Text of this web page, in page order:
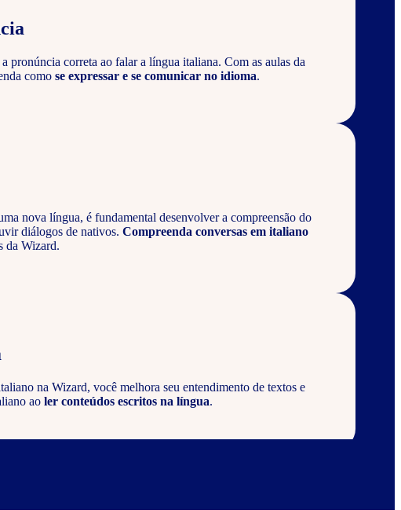
pronúncia correta ao falar a língua italiana. Com as aulas da
como se expressar e se comunicar no idioma.
nova língua, é fundamental desenvolver a compreensão do
diálogos de nativos. Compreenda conversas em italiano
da Wizard.
na Wizard, você melhora seu entendimento de textos e
ao ler conteúdos escritos na língua.